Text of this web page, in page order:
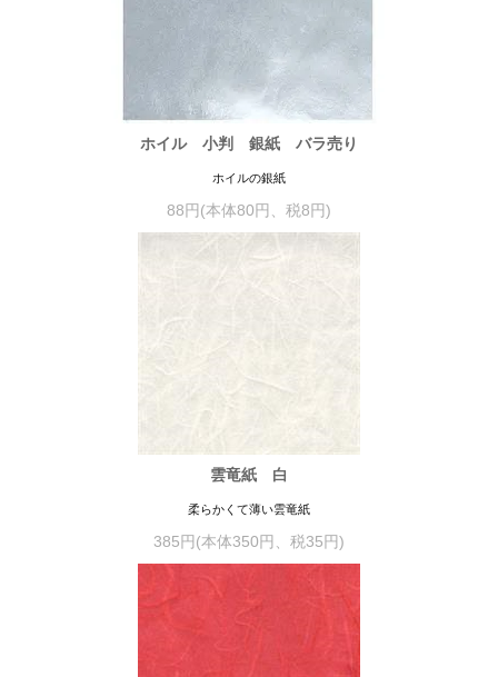
ホイル 小判 銀紙 バラ売り
ホイルの銀紙
88円(本体80円、税8円)
雲竜紙 白
柔らかくて薄い雲竜紙
385円(本体350円、税35円)